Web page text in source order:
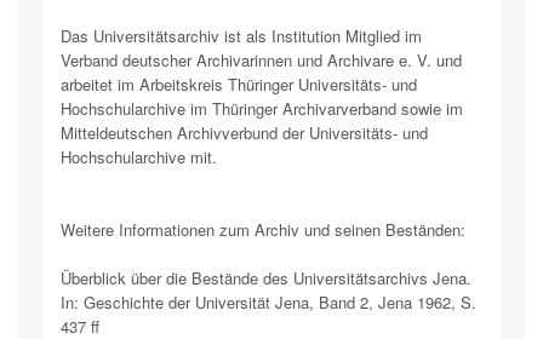
Das Universitätsarchiv ist als Institution Mitglied im
Verband deutscher Archivarinnen und Archivare e. V. und
arbeitet im Arbeitskreis Thüringer Universitäts- und
Hochschularchive im Thüringer Archivarverband sowie im
Mitteldeutschen Archivverbund der Universitäts- und
Hochschularchive mit.
Weitere Informationen zum Archiv und seinen Beständen:
Überblick über die Bestände des Universitätsarchivs Jena.
In: Geschichte der Universität Jena, Band 2, Jena 1962, S.
437 ff